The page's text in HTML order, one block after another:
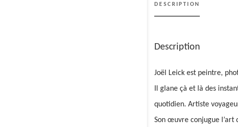
DESCRIPTION
Description
Joël Leick est peintre,
Il glane çà et là des
quotidien. Artiste
Son œuvre conjugue l’art